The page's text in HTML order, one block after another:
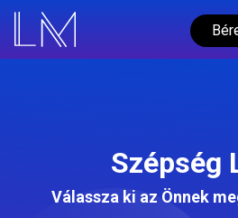
Szépség
Válassza ki az Önnek